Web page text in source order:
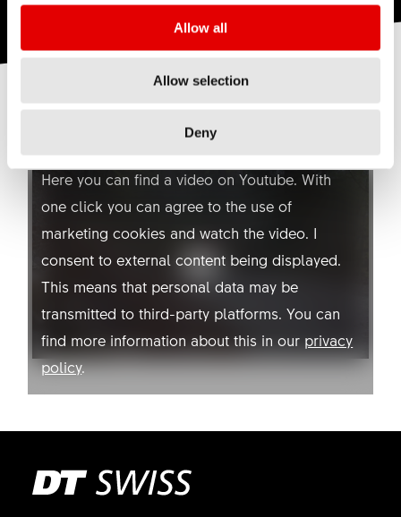
Allow all
Allow selection
Deny
YOUTUBE NOT ALLOWED
Here you can find a video on Youtube. With
one click you can agree to the use of
marketing cookies and watch the video. I
consent to external content being displayed.
This means that personal data may be
transmitted to third-party platforms. You can
find more information about this in our privacy
policy.